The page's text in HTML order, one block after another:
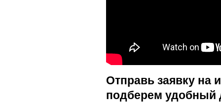
Отправь заявку на
подберем удобный